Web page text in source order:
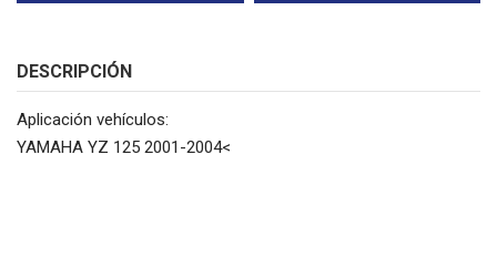
DESCRIPCIÓN
Aplicación vehículos:
YAMAHA YZ 125 2001-2004<